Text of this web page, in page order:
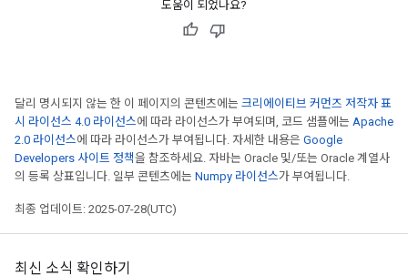
도움이 되었나요?
달리 명시되지 않는 한 이 페이지의 콘텐츠에는 크리에이티브 커먼즈 저작자 표
시 라이선스 4.0 라이선스에 따라 라이선스가 부여되며, 코드 샘플에는 Apache
2.0 라이선스에 따라 라이선스가 부여됩니다. 자세한 내용은 Google
Developers 사이트 정책을 참조하세요. 자바는 Oracle 및/또는 Oracle 계열사
의 등록 상표입니다. 일부 콘텐츠에는 Numpy 라이선스가 부여됩니다.
최종 업데이트: 2025-07-28(UTC)
최신 소식 확인하기